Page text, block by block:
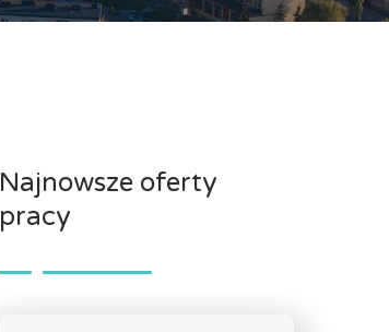
Najnowsze oferty
pracy